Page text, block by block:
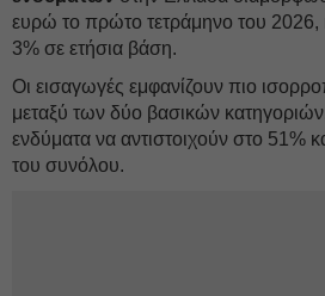
ευρώ το πρώτο τετράμηνο του 2026,
3% σε ετήσια βάση.
Οι εισαγωγές εμφανίζουν πιο
μεταξύ των δύο βασικών
ενδύματα να αντιστοιχούν στο 51%
του συνόλου.